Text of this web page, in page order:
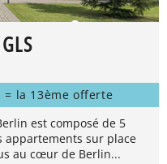
= la 13ème offerte
est composé de 5
appartements sur place
au cœur de Berlin...